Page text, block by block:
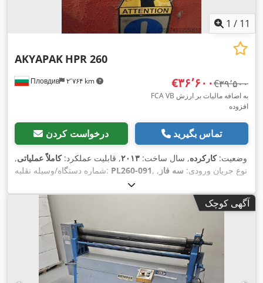
1 / 11
Пловдив ۲٬۷۶۴ km
AKYAPAK HPR 260
‎€۳۶٬۶۰۰ ‎€۳۹٬۵۰۰
FCA VB به اضافه مالیات بر ارزش
افزوده
درخواست کردن تماس بگیرید
وضعیت:کارکرده, سال ساخت: ۲۰۱۳, قابلیت عملکرد:کاملاً عملیاتی,
شماره دستگاه/وسیله نقلیه: PL260-091 , نوع جریان ورودی: سه فاز ,
, طول کل:
میلی‌متر, ارتفاع کل:۱٬۵۰۰ میلی‌متر , نوع خنک‌کننده:آب, وزن کل:
, جریان برش:
, حداکثر ضخامت ورق فولادی:
, ولتاژ مدار باز:
۶٬۰۰۰ میلی‌متر , عرض میز:۳٬۰۰۰ میلی‌متر , عرض کار:
آگهی کوچک